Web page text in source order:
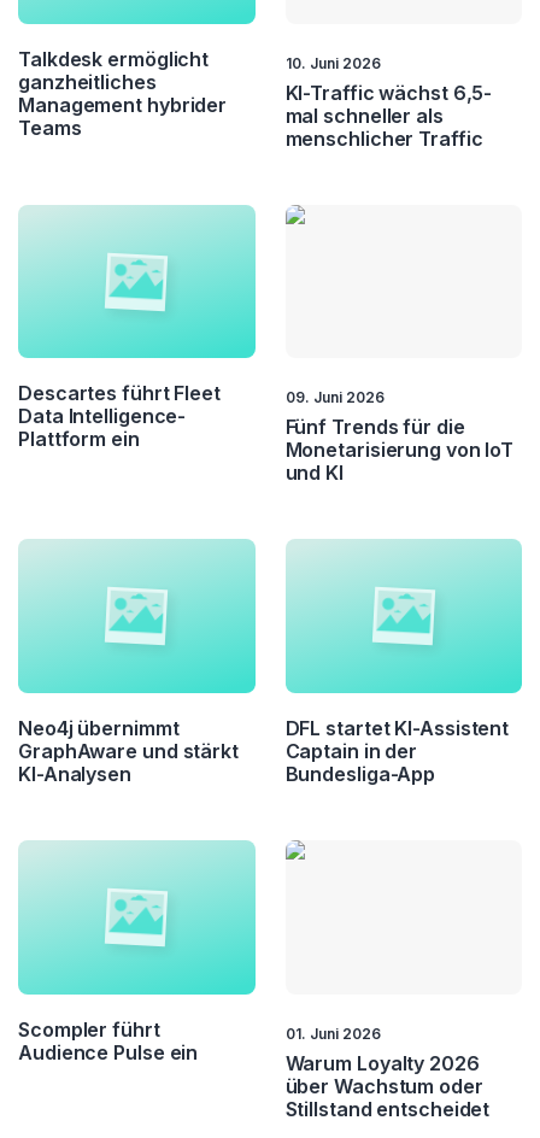
Datenschutz
Talkdesk ermöglicht
ganzheitliches
Management hybrider
Teams
10. Juni 2026
KI-Traffic wächst 6,5-
mal schneller als
menschlicher Traffic
Descartes führt Fleet
Data Intelligence-
Plattform ein
09. Juni 2026
Fünf Trends für die
Monetarisierung von IoT
und KI
Neo4j übernimmt
GraphAware und stärkt
KI-Analysen
DFL startet KI-Assistent
Captain in der
Bundesliga-App
Scompler führt
Audience Pulse ein
01. Juni 2026
Warum Loyalty 2026
über Wachstum oder
Stillstand entscheidet